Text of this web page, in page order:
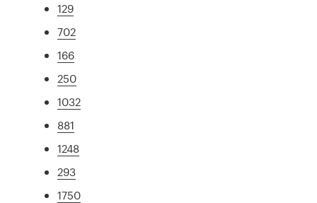
129
702
166
250
1032
881
1248
293
1750